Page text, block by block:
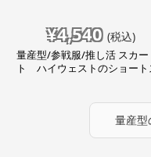
¥4,540 (税込)
量産型/参戦服/推し活 スカー
ト ハイウェストのショート
量産型